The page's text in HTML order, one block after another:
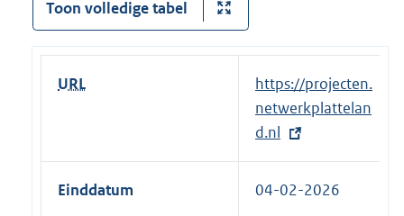
Toon volledige tabel
URL
E
x
t
e
r
https://projecten.
netwerkplattelan
d.nl
Einddatum 04-02-2026